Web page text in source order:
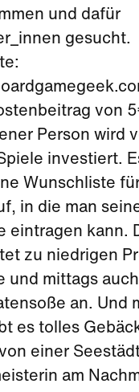
und dafür
gesucht.
von
Person wird
investiert.
Wunschliste
in die man
eintragen kann.
zu niedrigen
und mittags
an. Und
es tolles
einer
am